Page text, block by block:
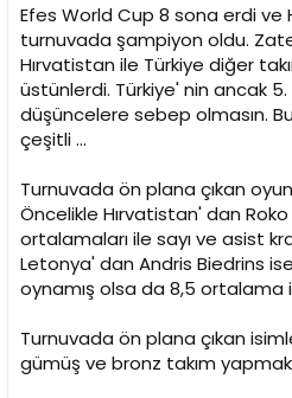
Efes World Cup 8 sona erdi ve
turnuvada şampiyon oldu.
Hırvatistan ile Türkiye diğer
üstünlerdi. Türkiye' nin ancak 5.
düşüncelere sebep olmasın.
çeşitli ...
Turnuvada ön plana çıkan
Öncelikle Hırvatistan' dan Roko
ortalamaları ile sayı ve asist
Letonya' dan Andris Biedrins
oynamış olsa da 8,5 ortalama
Turnuvada ön plana çıkan
gümüş ve bronz takım